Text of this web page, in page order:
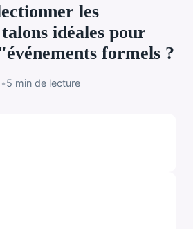
les
idéales pour
formels ?
•5 min de lecture